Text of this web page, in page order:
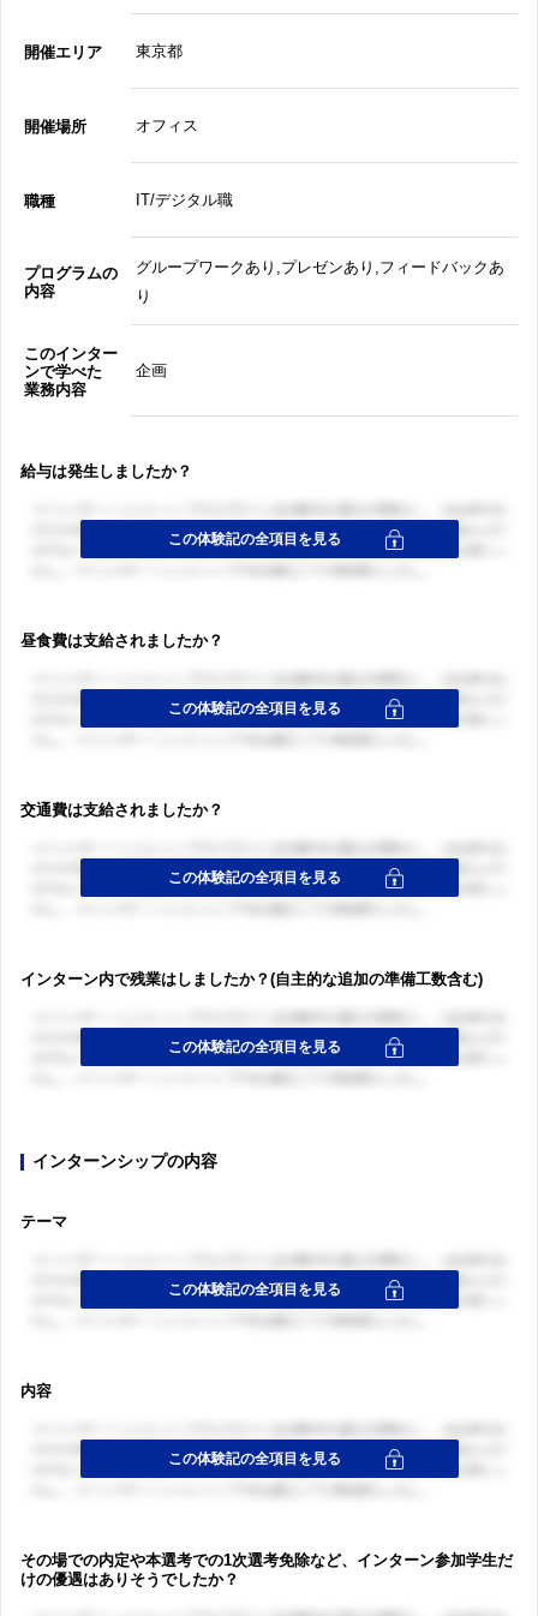
開催エリア 東京都
開催場所 オフィス
職種 IT/デジタル職
プログラムの
内容
グループワークあり,プレゼンあり,フィードバックあ
り
このインター
ンで学べた
業務内容
企画
給与は発生しましたか？
昼食費は支給されましたか？
交通費は支給されましたか？
インターン内で残業はしましたか？(自主的な追加の準備工数含む)
インターンシップの内容
テーマ
内容
その場での内定や本選考での1次選考免除など、インターン参加学生だ
けの優遇はありそうでしたか？